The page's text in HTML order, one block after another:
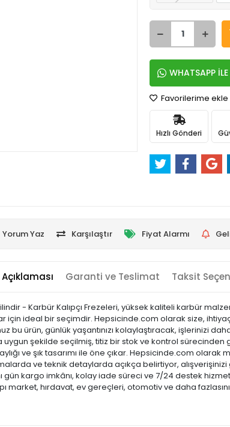
WHATSAPP
Favorilerime ekle
Hızlı Gönderi
Yorum Yaz Karşılaştır Fiyat Alarmı
Garanti ve Teslimat Taksit
- Karbür Kalıpçı Frezeleri, yüksek kaliteli karbür
için ideal bir seçimdir. Hepsicinde.com olarak size,
bu ürün, günlük yaşantınızı kolaylaştıracak, işlerinizi
şekilde seçilmiş, titiz bir stok ve kontrol sürecinden
ve şık tasarımı ile öne çıkar. Hepsicinde.com
ve teknik detaylarda açıkça belirtiyor,
kargo imkânı, kolay iade süreci ve 7/24 destek
market, hırdavat, ev gereçleri, otomotiv ve daha